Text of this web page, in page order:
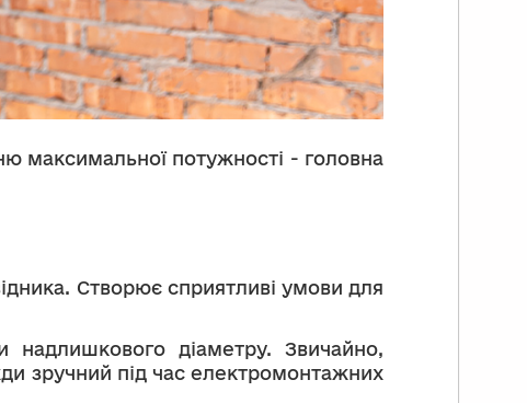
максимальної потужності - головна
Створює сприятливі умови для
діаметру. Звичайно,
зручний під час електромонтажних